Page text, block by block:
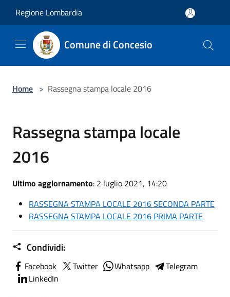
Regione Lombardia
Comune di Concesio
Home > Rassegna stampa locale 2016
Rassegna stampa locale
2016
Ultimo aggiornamento: 2 luglio 2021, 14:20
RASSEGNA STAMPA LOCALE 2016 SECONDA PARTE
RASSEGNA STAMPA LOCALE 2016 PRIMA PARTE
Condividi:
Facebook Twitter Whatsapp
Telegram
LinkedIn